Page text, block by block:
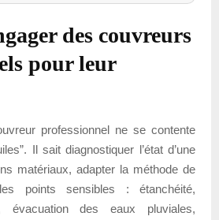
des couvreurs
pour leur
professionnel ne se contente
Il sait diagnostiquer l’état d’une
matériaux, adapter la méthode de
points sensibles : étanchéité,
évacuation des eaux pluviales,